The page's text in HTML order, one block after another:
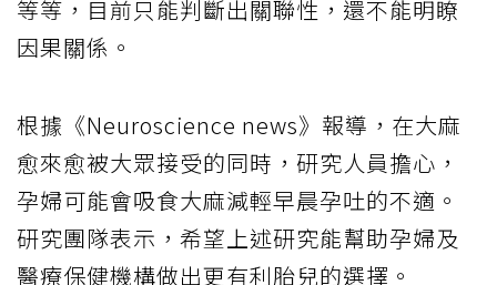
等等，目前只能判斷出關聯性，還不能明瞭
因果關係。
根據《Neuroscience news》報導，在大麻
愈來愈被大眾接受的同時，研究人員擔心，
孕婦可能會吸食大麻減輕早晨孕吐的不適。
研究團隊表示，希望上述研究能幫助孕婦及
醫療保健機構做出更有利胎兒的選擇。